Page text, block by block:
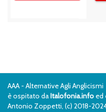
AAA - Alternative Agli Anglicismi
è ospitato daItalofonia.info ed
Antonio Zoppetti, (c) 2018-